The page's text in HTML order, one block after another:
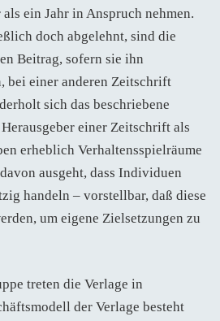
ein Jahr in Anspruch nehmen.
doch abgelehnt, sind die
Beitrag, sofern sie ihn
bei einer anderen Zeitschrift
sich das beschriebene
einer Zeitschrift als
erheblich Verhaltensspielräume
ausgeht, dass Individuen
handeln – vorstellbar, daß diese
um eigene Zielsetzungen zu
treten die Verlage in
der Verlage besteht